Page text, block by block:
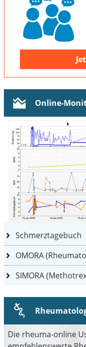
Online-
Schmerztagebuch
OMORA
SIMORA
Die rheuma-online